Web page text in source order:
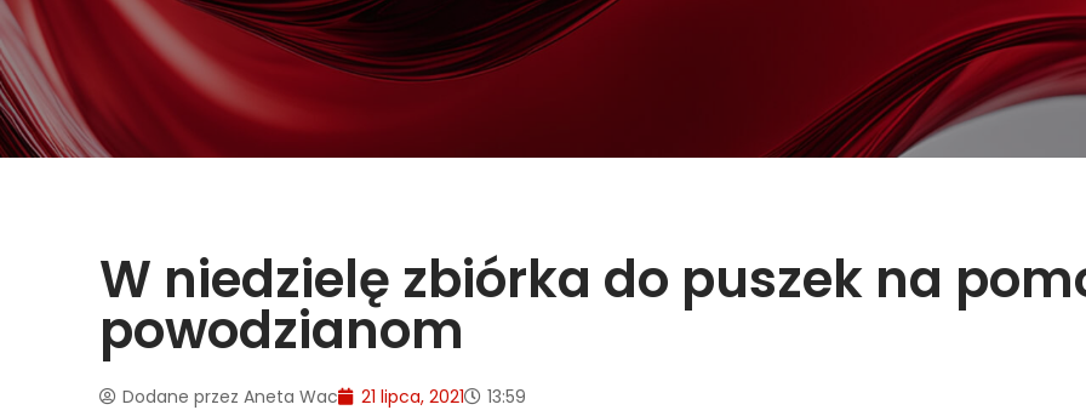
W niedzielę zbiórka do puszek na
powodzianom
Dodane przez Aneta Wac 21 lipca, 2021 13:59